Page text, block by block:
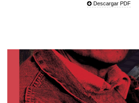
Descargar PDF